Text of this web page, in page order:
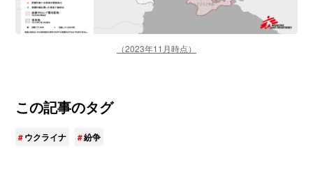
（2023年11月時点）
この記事のタグ
ウクライナ 紛争